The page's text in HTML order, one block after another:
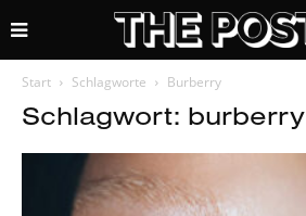
Start Schlagworte Burberry
Schlagwort: burberry